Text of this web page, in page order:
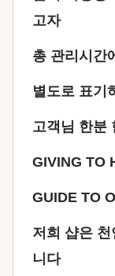
고자
총 관리시간
별도로 표기
고객님 한분
GIVING TO
GUIDE TO
저희 샵은
니다